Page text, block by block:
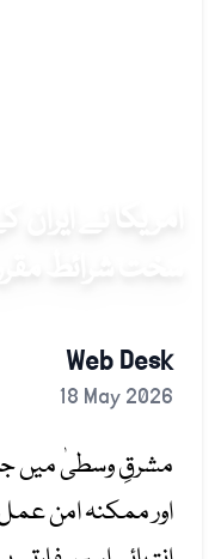
Web Desk
18 May 2026
مشرقِ وسطیٰ میں
اور ممکنہ امن